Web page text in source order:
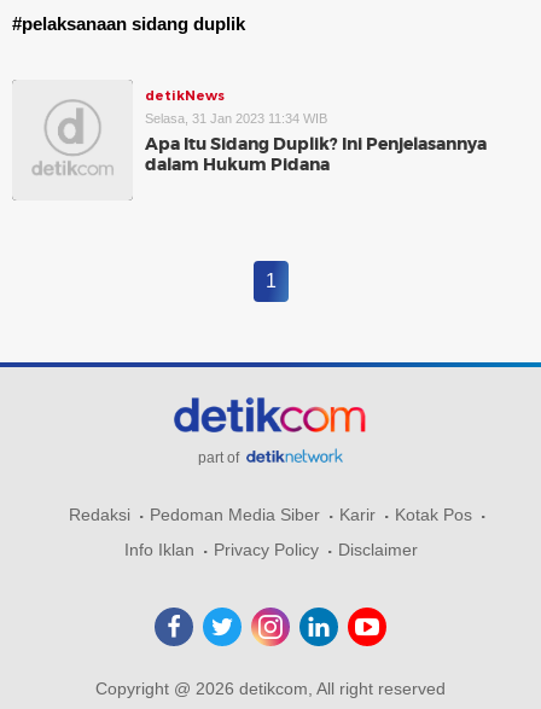
#pelaksanaan sidang duplik
detikNews
Selasa, 31 Jan 2023 11:34 WIB
Apa Itu Sidang Duplik? Ini Penjelasannya
dalam Hukum Pidana
1
part of
Redaksi Pedoman Media Siber Karir
Kotak Pos
Info Iklan
Privacy Policy Disclaimer
Copyright @ 2026 detikcom, All right reserved